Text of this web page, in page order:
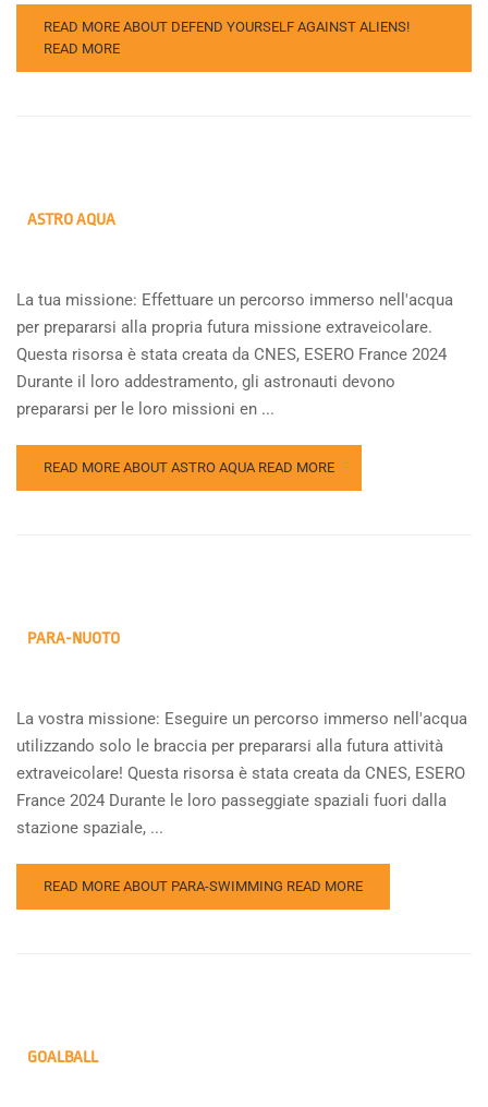
READ MORE ABOUT DEFEND YOURSELF AGAINST ALIENS!
READ MORE
ASTRO AQUA
La tua missione: Effettuare un percorso immerso nell'acqua
per prepararsi alla propria futura missione extraveicolare.
Questa risorsa è stata creata da CNES, ESERO France 2024
Durante il loro addestramento, gli astronauti devono
prepararsi per le loro missioni en ...
READ MORE ABOUT ASTRO AQUA READ MORE
PARA-NUOTO
La vostra missione: Eseguire un percorso immerso nell'acqua
utilizzando solo le braccia per prepararsi alla futura attività
extraveicolare! Questa risorsa è stata creata da CNES, ESERO
France 2024 Durante le loro passeggiate spaziali fuori dalla
stazione spaziale, ...
READ MORE ABOUT PARA-SWIMMING READ MORE
GOALBALL